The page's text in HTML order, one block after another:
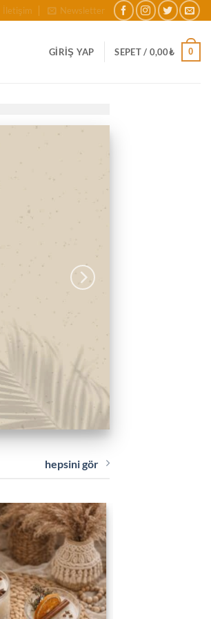
İletişim Newsletter
GIRIŞ YAP SEPET / 0,00₺ 0
hepsini gör